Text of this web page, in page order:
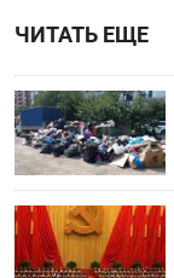
ЧИТАТЬ ЕЩЕ